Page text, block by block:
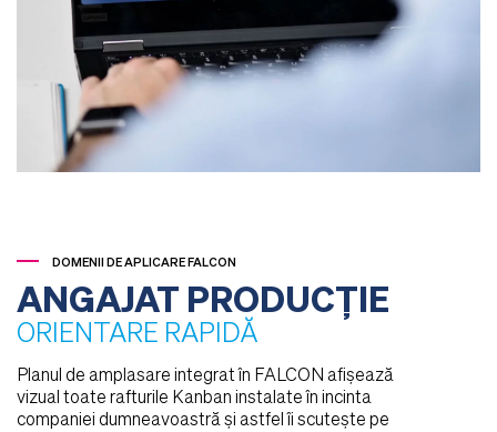
DOMENII DE APLICARE FALCON
ANGAJAT PRODUCȚIE
ORIENTARE RAPIDĂ
Planul de amplasare integrat în FALCON afișează
vizual toate rafturile Kanban instalate în incinta
companiei dumneavoastră și astfel îi scutește pe